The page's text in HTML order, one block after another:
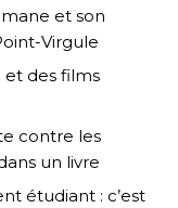
et son
Virgule
et des films
contre les
un livre
étudiant : c’est